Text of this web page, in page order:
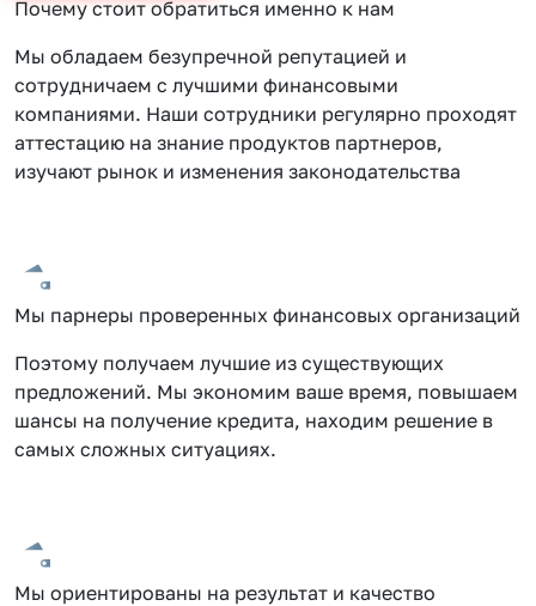
Почему стоит обратиться именно к нам
Мы обладаем безупречной репутацией и
сотрудничаем с лучшими финансовыми
компаниями. Наши сотрудники регулярно проходят
аттестацию на знание продуктов партнеров,
изучают рынок и изменения законодательства
Мы парнеры проверенных финансовых организаций
Поэтому получаем лучшие из существующих
предложений. Мы экономим ваше время, повышаем
шансы на получение кредита, находим решение в
самых сложных ситуациях.
Мы ориентированы на результат и качество